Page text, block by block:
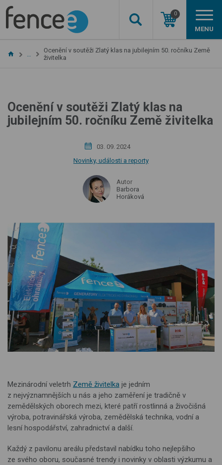
0
MENU
…
Ocenění v soutěži Zlatý klas na jubilejním 50. ročníku Země
živitelka
Ocenění v soutěži Zlatý klas na
jubilejním 50. ročníku Země živitelka
03. 09. 2024
Novinky, události a reporty
Autor
Barbora
Horáková
Mezinárodní veletrh Země živitelka je jedním
z nejvýznamnějších u nás a jeho zaměření je tradičně v
zemědělských oborech mezi, které patří rostlinná a živočišná
výroba, potravinářská výroba, zemědělská technika, vodní a
lesní hospodářství, zahradnictví a další.
Každý z pavilonu areálu představil nabídku toho nejlepšího
ze svého oboru, současné trendy i novinky v oblasti výzkumu a